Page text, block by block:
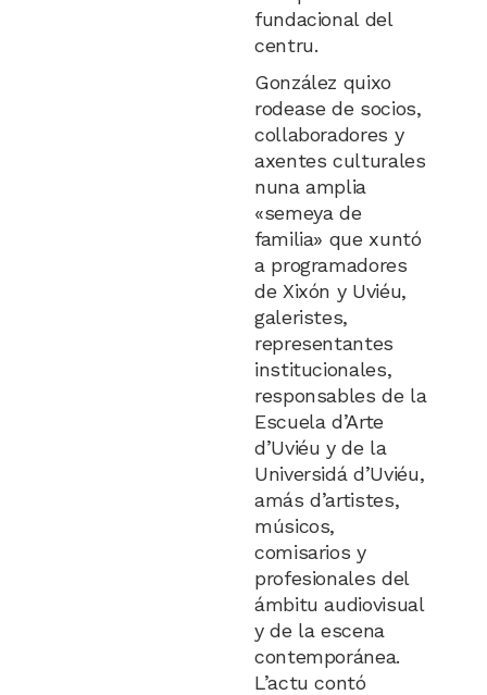
fundacional del
centru.
González quixo
rodease de socios,
collaboradores y
axentes culturales
nuna amplia
«semeya de
familia» que xuntó
a programadores
de Xixón y Uviéu,
galeristes,
representantes
institucionales,
responsables de la
Escuela d’Arte
d’Uviéu y de la
Universidá d’Uviéu,
amás d’artistes,
músicos,
comisarios y
profesionales del
ámbitu audiovisual
y de la escena
contemporánea.
L’actu contó